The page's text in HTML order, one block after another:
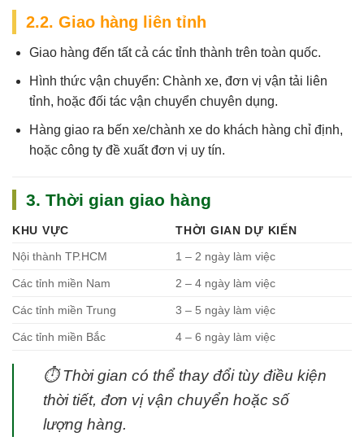
2.2. Giao hàng liên tỉnh
Giao hàng đến tất cả các tỉnh thành trên toàn quốc.
Hình thức vận chuyển: Chành xe, đơn vị vận tải liên
tỉnh, hoặc đối tác vận chuyển chuyên dụng.
Hàng giao ra bến xe/chành xe do khách hàng chỉ định,
hoặc công ty đề xuất đơn vị uy tín.
3. Thời gian giao hàng
KHU VỰC
THỜI GIAN DỰ KIẾN
Nội thành TP.HCM
1 – 2 ngày làm việc
Các tỉnh miền Nam 2 – 4 ngày làm việc
Các tỉnh miền Trung 3 – 5 ngày làm việc
Các tỉnh miền Bắc 4 – 6 ngày làm việc
⏱Thời gian có thể thay đổi tùy điều kiện
thời tiết, đơn vị vận chuyển hoặc số
lượng hàng.